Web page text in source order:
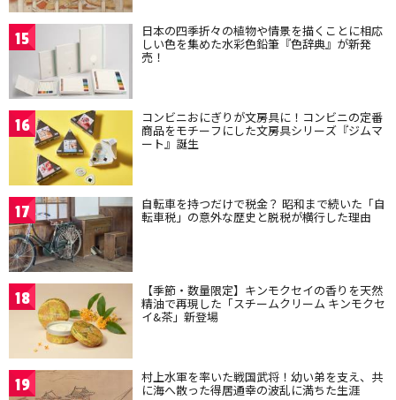
15 日本の四季折々の植物や情景を描くことに相応
しい色を集めた水彩色鉛筆『色辞典』が新発
売！
16 コンビニおにぎりが文房具に！コンビニの定番
商品をモチーフにした文房具シリーズ『ジムマ
ート』誕生
17 自転車を持つだけで税金？ 昭和まで続いた「自
転車税」の意外な歴史と脱税が横行した理由
18 【季節・数量限定】キンモクセイの香りを天然
精油で再現した「スチームクリーム キンモクセ
イ&茶」新登場
19 村上水軍を率いた戦国武将！幼い弟を支え、共
に海へ散った得居通幸の波乱に満ちた生涯